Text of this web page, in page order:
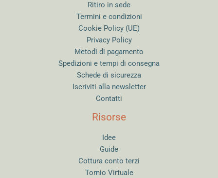
Ritiro in sede
Termini e condizioni
Cookie Policy (UE)
Privacy Policy
Metodi di pagamento
Spedizioni e tempi di consegna
Schede di sicurezza
Iscriviti alla newsletter
Contatti
Risorse
Idee
Guide
Cottura conto terzi
Tornio Virtuale